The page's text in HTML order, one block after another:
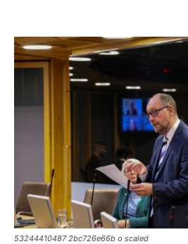
53244410487 2bc726e66b o scaled